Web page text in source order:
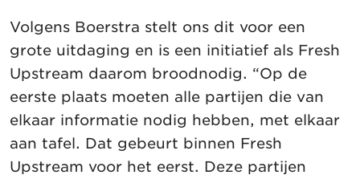
Volgens Boerstra stelt ons dit voor een
grote uitdaging en is een initiatief als Fresh
Upstream daarom broodnodig. “Op de
eerste plaats moeten alle partijen die van
elkaar informatie nodig hebben, met elkaar
aan tafel. Dat gebeurt binnen Fresh
Upstream voor het eerst. Deze partijen